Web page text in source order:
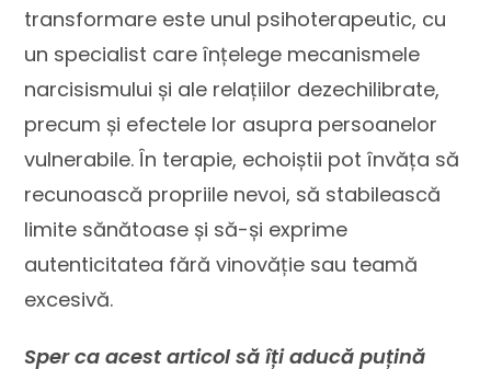
transformare este unul psihoterapeutic, cu
un specialist care înțelege mecanismele
narcisismului și ale relațiilor dezechilibrate,
precum și efectele lor asupra persoanelor
vulnerabile. În terapie, echoiștii pot învăța să
recunoască propriile nevoi, să stabilească
limite sănătoase și să-și exprime
autenticitatea fără vinovăție sau teamă
excesivă.
Sper ca acest articol să îți aducă puțină